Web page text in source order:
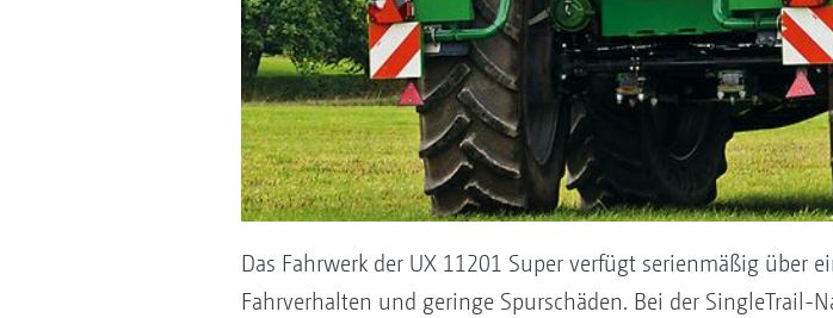
Das Fahrwerk der UX 11201 Super verfügt serienmäßig über
Fahrverhalten und geringe Spurschäden. Bei der